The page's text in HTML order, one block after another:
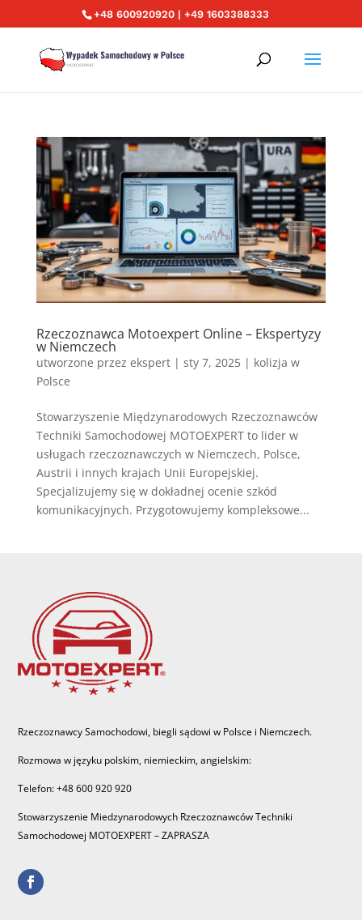
+48 600920920 | +49 1603388333
Rzeczoznawca Motoexpert Online – Ekspertyzy
w Niemczech
utworzone przez ekspert| sty 7, 2025| kolizja w
Polsce
Stowarzyszenie Międzynarodowych Rzeczoznawców
Techniki Samochodowej MOTOEXPERT to lider w
usługach rzeczoznawczych w Niemczech, Polsce,
Austrii i innych krajach Unii Europejskiej.
Specjalizujemy się w dokładnej ocenie szkód
komunikacyjnych. Przygotowujemy kompleksowe...
Rzeczoznawcy Samochodowi, biegli sądowi w Polsce i Niemczech.
Rozmowa w języku polskim, niemieckim, angielskim:
Telefon: +48 600 920 920
Stowarzyszenie Miedzynarodowych Rzeczoznawców Techniki
Samochodowej MOTOEXPERT – ZAPRASZA